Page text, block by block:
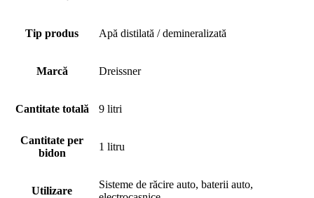
Tip produs Apă distilată / demineralizată
Marcă Dreissner
Cantitate totală 9 litri
Cantitate per
bidon
1 litru
Utilizare
Sisteme de răcire auto, baterii auto,